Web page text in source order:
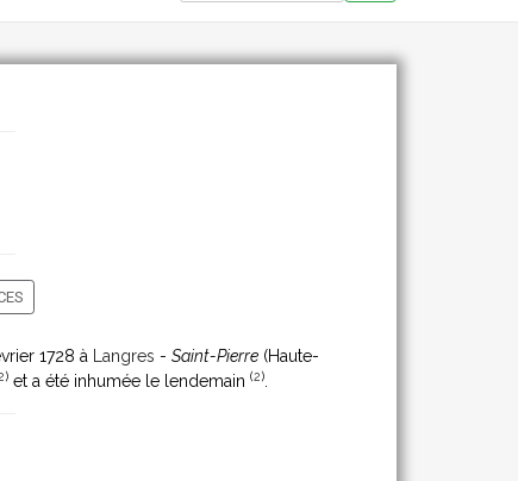
1728 à Langres - Saint-Pierre (Haute-
) et a été inhumée le lendemain (2)